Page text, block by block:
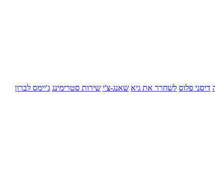
דיסני פלוס לשחרר את גיא שאנג-צ'י שירות סטרימינג ג'יימס לברון